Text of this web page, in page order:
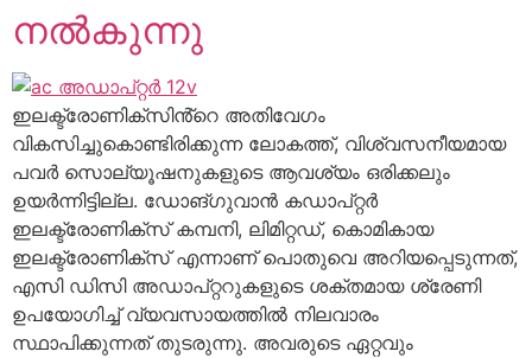
നൽകുന്നു
ഇലക്ട്രോണിക്സിൻ്റെ അതിവേഗം
വികസിച്ചുകൊണ്ടിരിക്കുന്ന ലോകത്ത്, വിശ്വസനീയമായ
പവർ സൊല്യൂഷനുകളുടെ ആവശ്യം ഒരിക്കലും
ഉയർന്നിട്ടില്ല. ഡോങ്ഗുവാൻ കഡാപ്റ്റർ
ഇലക്ട്രോണിക്സ് കമ്പനി, ലിമിറ്റഡ്, കൊമികായ
ഇലക്ട്രോണിക്സ് എന്നാണ് പൊതുവെ അറിയപ്പെടുന്നത്,
എസി ഡിസി അഡാപ്റ്ററുകളുടെ ശക്തമായ ശ്രേണി
ഉപയോഗിച്ച് വ്യവസായത്തിൽ നിലവാരം
സ്ഥാപിക്കുന്നത് തുടരുന്നു. അവരുടെ ഏറ്റവും